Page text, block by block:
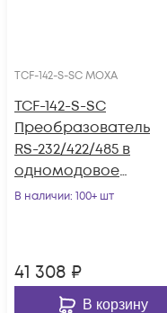
TCF-142-S-SC MOXA
TCF-142-S-SC
Преобразователь
RS-232/422/485 в
одномодовое
оптоволокно MOXA
В наличии: 100+ шт
41 308 ₽
В корзину